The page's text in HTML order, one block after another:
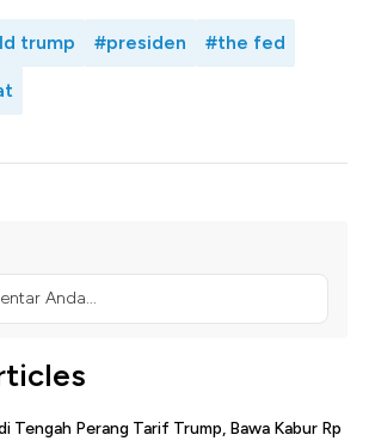
trump #presiden #the fed
Anda...
Tengah Perang Tarif Trump, Bawa Kabur Rp